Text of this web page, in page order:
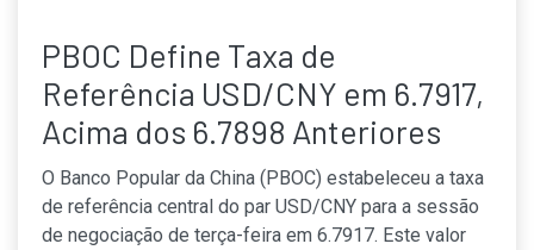
PBOC Define Taxa de
Referência USD/CNY em 6.7917,
Acima dos 6.7898 Anteriores
O Banco Popular da China (PBOC) estabeleceu a taxa
de referência central do par USD/CNY para a sessão
de negociação de terça-feira em 6.7917. Este valor